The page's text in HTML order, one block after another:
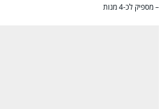
– מספיק לכ-4 מנות